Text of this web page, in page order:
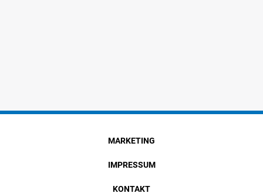
MARKETING
IMPRESSUM
KONTAKT